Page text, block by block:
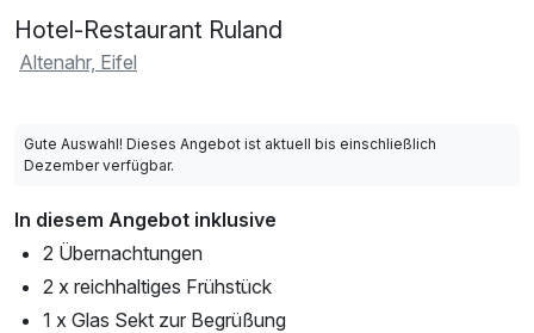
Hotel-Restaurant Ruland
Altenahr, Eifel
Gute Auswahl! Dieses Angebot ist aktuell bis einschließlich
Dezember verfügbar.
In diesem Angebot inklusive
2 Übernachtungen
2 x reichhaltiges Frühstück
1 x Glas Sekt zur Begrüßung